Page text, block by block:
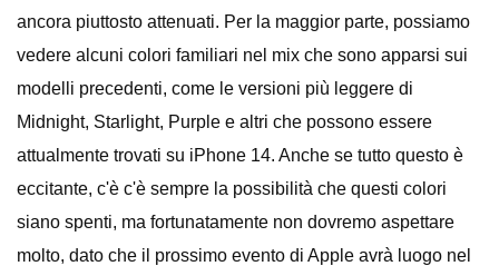
ancora piuttosto attenuati. Per la maggior parte, possiamo
vedere alcuni colori familiari nel mix che sono apparsi sui
modelli precedenti, come le versioni più leggere di
Midnight, Starlight, Purple e altri che possono essere
attualmente trovati su iPhone 14. Anche se tutto questo è
eccitante, c'è c'è sempre la possibilità che questi colori
siano spenti, ma fortunatamente non dovremo aspettare
molto, dato che il prossimo evento di Apple avrà luogo nel